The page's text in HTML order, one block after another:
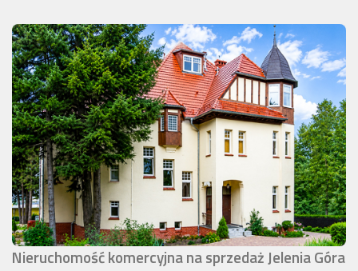
Nieruchomość komercyjna na sprzedaż Jelenia Góra